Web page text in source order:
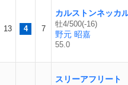
13 4 7
カルストンネッカ
牡4/500(-16)
野元 昭嘉
55.0
スリーアフリート